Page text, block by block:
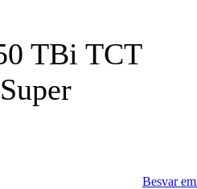
TBi TCT
Besvar